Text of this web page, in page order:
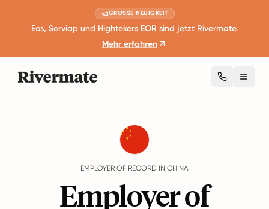
GROSSE NEUIGKEIT
Eos, Serviap und Hightekers EOR sind jetzt Rivermate.
Mehr erfahren
EMPLOYER OF RECORD IN CHINA
Employer of